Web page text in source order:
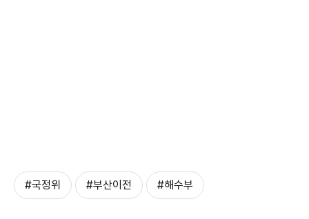
#국정위 #부산이전 #해수부